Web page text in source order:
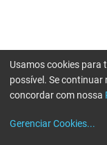
Usamos cookies para
possível. Se continuar
concordar com nossa
Gerenciar Cookies...
Erro ao enviar